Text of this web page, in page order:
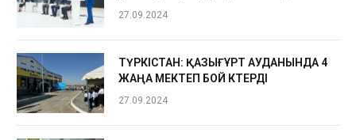
27.09.2024
ТҮРКІСТАН: ҚАЗЫҒҰРТ АУДАНЫНДА 4
ЖАҢА МЕКТЕП БОЙ КӨТЕРДІ
27.09.2024